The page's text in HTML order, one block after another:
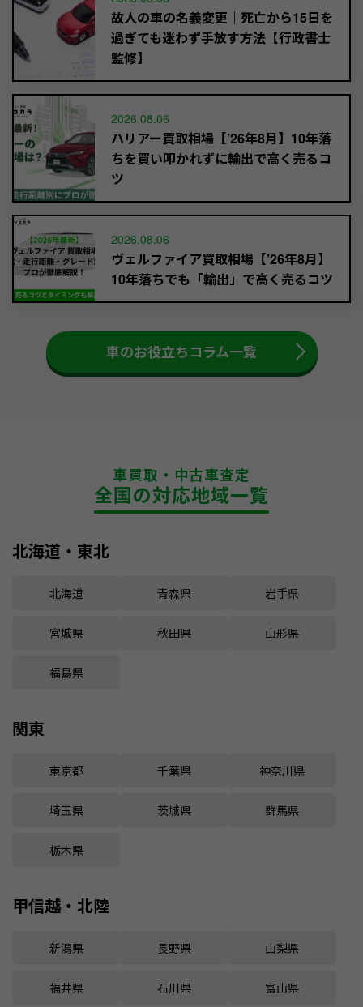
故人の車の名義変更｜死亡から15日を
過ぎても迷わず手放す方法【行政書士
監修】
2026.08.06
ハリアー買取相場【’26年8月】10年落
ちを買い叩かれずに輸出で高く売るコ
ツ
2026.08.06
ヴェルファイア買取相場【’26年8月】
10年落ちでも「輸出」で高く売るコツ
車のお役立ちコラム一覧
車買取・中古車査定
全国の対応地域一覧
北海道・東北
北海道 青森県 岩手県
宮城県 秋田県 山形県
福島県
関東
東京都 千葉県 神奈川県
埼玉県 茨城県 群馬県
栃木県
甲信越・北陸
新潟県 長野県 山梨県
福井県 石川県 富山県